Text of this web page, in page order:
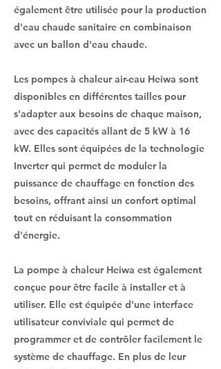
également être utilisée pour la production
d'eau chaude sanitaire en combinaison
avec un ballon d'eau chaude.
Les pompes à chaleur air-eau Heiwa sont
disponibles en différentes tailles pour
s'adapter aux besoins de chaque maison,
avec des capacités allant de 5 kW à 16
kW. Elles sont équipées de la technologie
Inverter qui permet de moduler la
puissance de chauffage en fonction des
besoins, offrant ainsi un confort optimal
tout en réduisant la consommation
d'énergie.
La pompe à chaleur Heiwa est également
conçue pour être facile à installer et à
utiliser. Elle est équipée d'une interface
utilisateur conviviale qui permet de
programmer et de contrôler facilement le
système de chauffage. En plus de leur